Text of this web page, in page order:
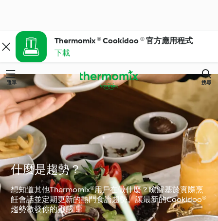
Thermomix ® Cookidoo ® 官方應用程式
下載
選單 搜尋
什麼是趨勢？
想知道其他Thermomix®用戶在做什麼？瞭解基於實際烹
飪會話並定期更新的熱門食譜趨勢。讓最新的Cookidoo®
趨勢激發你的靈感！